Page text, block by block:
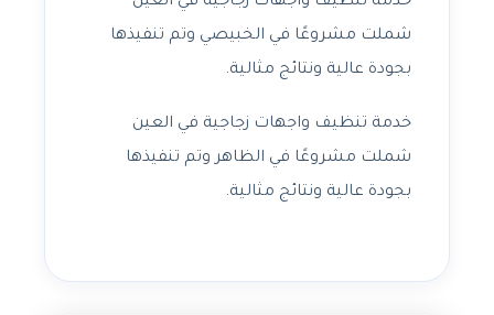
شملت مشروعًا في الخبيصي وتم تنفيذها
بجودة عالية ونتائج مثالية.
خدمة تنظيف واجهات زجاجية في العين
شملت مشروعًا في الظاهر وتم تنفيذها
بجودة عالية ونتائج مثالية.